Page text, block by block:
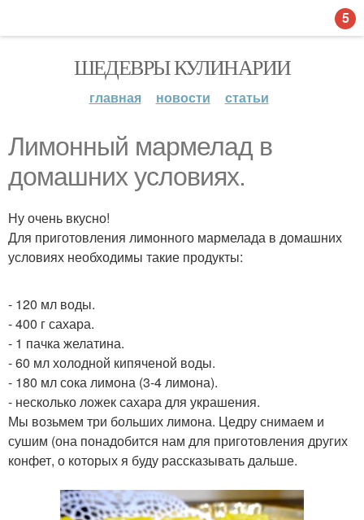
ШЕДЕВРЫ КУЛИНАРИИ
главная новости статьи
Лимонный мармелад в
домашних условиях.
Ну очень вкусно!
Для приготовления лимонного мармелада в домашних
условиях необходимы такие продукты:
- 120 мл воды.
- 400 г сахара.
- 1 пачка желатина.
- 60 мл холодной кипяченой воды.
- 180 мл сока лимона (3-4 лимона).
- несколько ложек сахара для украшения.
Мы возьмем три больших лимона. Цедру снимаем и
сушим (она понадобится нам для приготовления других
конфет, о которых я буду рассказывать дальше.
5